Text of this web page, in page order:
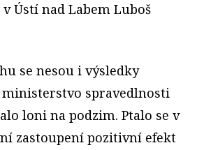
Ústí nad Labem Luboš
se nesou i výsledky
spravedlnosti
loni na podzim. Ptalo se v
zastoupení pozitivní efekt